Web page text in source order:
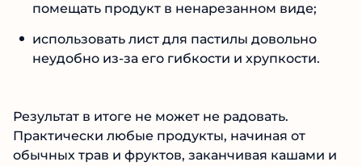
помещать продукт в ненарезанном виде;
использовать лист для пастилы довольно
неудобно из-за его гибкости и хрупкости.
Результат в итоге не может не радовать.
Практически любые продукты, начиная от
обычных трав и фруктов, заканчивая кашами и